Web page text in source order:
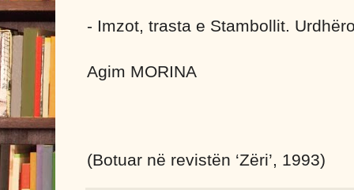
- Imzot, trasta e Stambollit.
Agim MORINA
(Botuar në revistën ‘Zëri’, 1993)